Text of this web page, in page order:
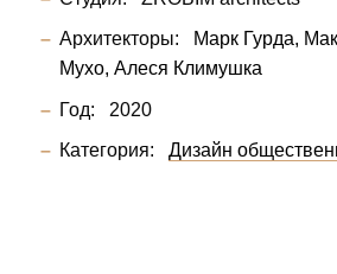
Архитекторы: Марк Гурда
Мухо Алеся Климушка
Год: 2020
Категория: Дизайн